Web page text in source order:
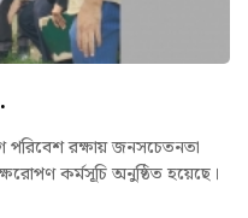
পরিবেশ রক্ষায় জনসচেতনতা
কর্মসূচি অনুষ্ঠিত হয়েছে।